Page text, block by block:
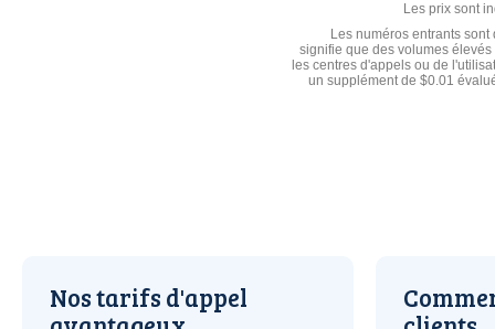
Les prix sont
Les numéros entrants
signifie que des volumes
les centres d'appels ou de
un supplément de $0.01
Nos tarifs d'appel